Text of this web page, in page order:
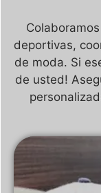
deportivas,
de moda. Si
de usted!